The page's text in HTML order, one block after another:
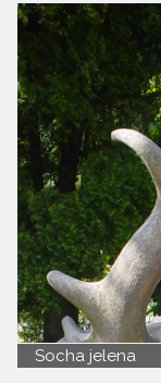
Socha jelena